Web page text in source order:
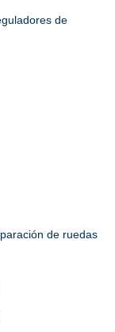
de
de ruedas